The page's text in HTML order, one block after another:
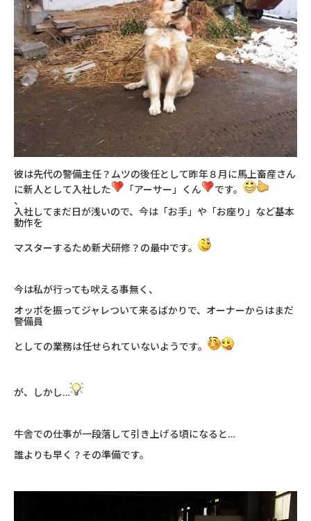
彼は先代の警備主任？ムツの後任として昨年８月に馬上畜産さん
に新人として入社した
「アーサー」くん
です。
、
入社してまだ日が浅いので、今は「お手」や「お座り」など基本
動作を
マスターするため新犬研修？の最中です。
今は私が行っても吠える事無く、
オッポを振ってジャレついて来るばかりで、オーナーからはまだ
警備員
としての業務は任せられていないようです。
が、しかし…
牛舎での仕事が一段落して引き上げる頃になると…
誰よりも早く？その準備です。